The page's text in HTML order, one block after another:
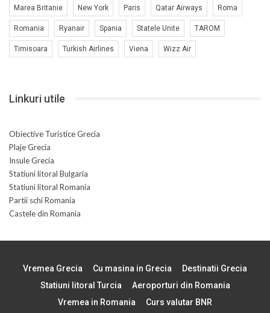
Marea Britanie New York Paris Qatar Airways Roma
Romania Ryanair Spania Statele Unite TAROM
Timisoara Turkish Airlines Viena Wizz Air
Linkuri utile
Obiective Turistice Grecia
Plaje Grecia
Insule Grecia
Statiuni litoral Bulgaria
Statiuni litoral Romania
Partii schi Romania
Castele din Romania
Vremea Grecia Cu masina in Grecia
Destinatii Grecia
Statiuni litoral Turcia
Aeroporturi din Romania
Vremea in Romania
Curs valutar BNR